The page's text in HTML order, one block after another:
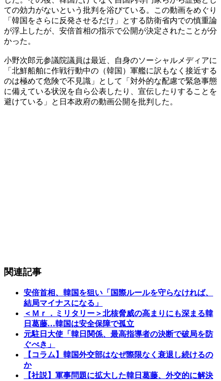
ての効力がないという批判を浴びている。この動画をめぐり
「韓国をさらに反発させるだけ」とする防衛省内での慎重論
が浮上したが、安倍首相の指示で公開が決定されたことが分
かった。
小野次郎元参議院議員は最近、自身のソーシャルメディアに
「北鮮船舶に作戦行動中の（韓国）軍艦に訳もなく接近する
のは極めて危険で不見識」として「対外的な配慮で緊急事態
に備えている状況を自ら公表したり、宣伝したりすることを
避けている」と日本政府の動画公開を批判した。
関連記事
安倍首相、韓国を狙い「国際ルールを守らなければ、
結局マイナスになる」
＜Ｍｒ．ミリタリー＞北核脅威の高まりにも深まる韓
日葛藤…韓国は安全保障で孤立
元駐日大使「韓日関係、最高指導者の決断で破局を防
ぐべき」
【コラム】韓国外交部はなぜ際限なく衰退し続けるの
か
【社説】軍事問題に拡大した韓日葛藤、外交的に解決